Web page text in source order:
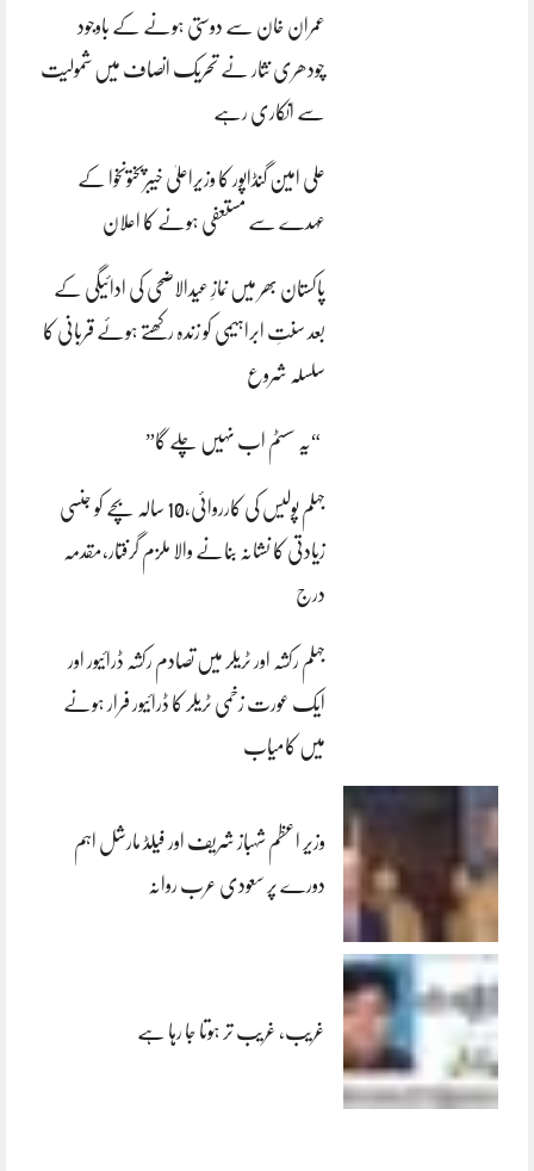
عمران خان سے دوستی ہونے کے باوجود
چودھری نثار نے تحریک انصاف میں شمولیت
سے انکاری رہے
علی امین گنڈاپور کا وزیراعلیٰ خیبرپختونخوا کے
عہدے سے مستعفی ہونے کا اعلان
پاکستان بھر میں نمازِ عیدالاضحی کی ادائیگی کے
بعد سنتِ ابراہیمی کو زندہ رکھتے ہوئے قربانی کا
سلسلہ شروع
“یہ سسٹم اب نہیں چلے گا”
جہلم پولیس کی کارروائی،10 سالہ بچے کو جنسی
زیادتی کا نشانہ بنانے والا ملزم گرفتار،مقدمہ
درج
جہلم رکشہ اور ٹریلر میں تصادم رکشہ ڈرائیور اور
ایک عورت زخمی ٹریلر کا ڈرائیور فرار ہونے
میں کامیاب
وزیر اعظم شہباز شریف اور فیلڈ مارشل اہم
دورے پر سعودی عرب روانہ
غریب، غریب تر ہوتا جا رہا ہے